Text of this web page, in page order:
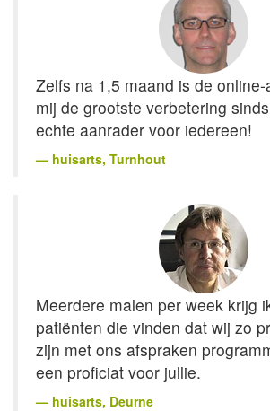
Zelfs na 1,5 maand is de
mij de grootste verbetering
echte aanrader voor iedereen!
huisarts, Turnhout
Meerdere malen per week krijg
patiënten die vinden dat wij zo
zijn met ons afspraken
een proficiat voor jullie.
huisarts, Deurne